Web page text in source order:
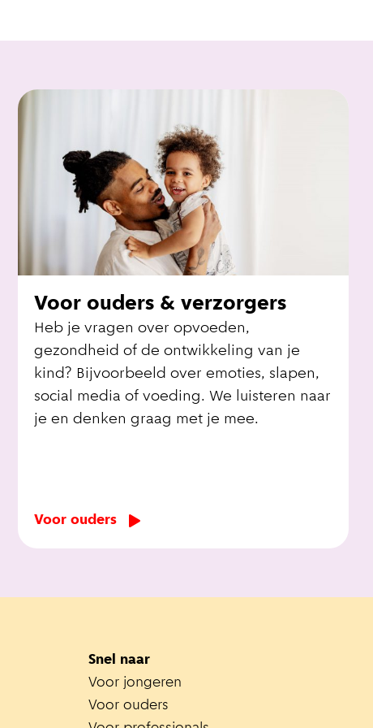
Voor ouders & verzorgers
Heb je vragen over opvoeden,
gezondheid of de ontwikkeling van je
kind? Bijvoorbeeld over emoties, slapen,
social media of voeding. We luisteren naar
je en denken graag met je mee.
Voor ouders
Snel naar
Voor jongeren
Voor ouders